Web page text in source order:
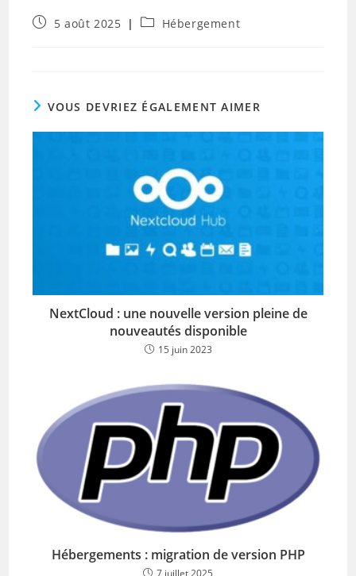
Publication
5 août 2025
PostHébergement
VOUS DEVRIEZ ÉGALEMENT AIMER
NextCloud : une nouvelle version pleine de
nouveautés disponible
15 juin 2023
Hébergements : migration de version PHP